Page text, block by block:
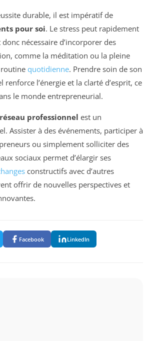
durable, il est impératif de
pour soi. Le stress peut rapidement
donc nécessaire d’incorporer des
comme la méditation ou la pleine
routine quotidienne. Prendre soin de son
l’énergie et la clarté d’esprit, ce
le monde entrepreneurial.
professionnel est un
Assister à des événements, participer à
ou simplement solliciter des
sociaux permet d’élargir ses
constructifs avec d’autres
offrir de nouvelles perspectives et
Facebook LinkedIn